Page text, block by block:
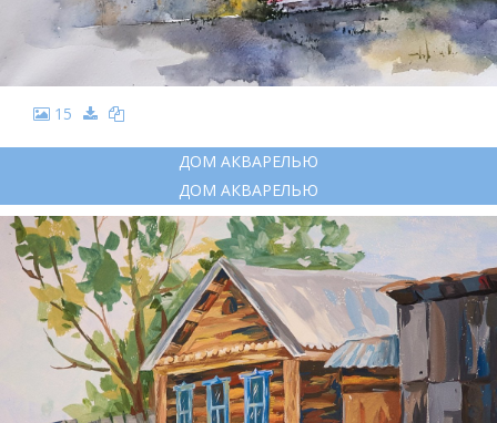
15
ДОМ АКВАРЕЛЬЮ
ДОМ АКВАРЕЛЬЮ